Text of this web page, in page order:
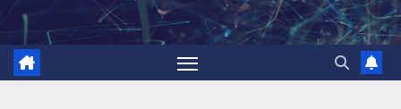
Перейти
содержимому